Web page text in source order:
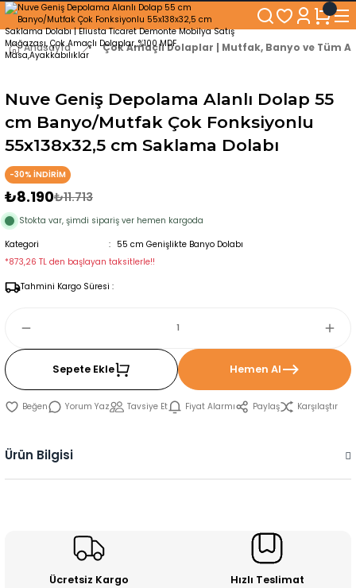
250₺ ve Üzeri Alışverişlerinizde KARGO BEDAVA!
5'er cm Aralıklarla 35 cm'den 100 cm'e kadar Genişliğe Sahip Dolaplar
% 100 Mdf Tekerlekli Masa ile Uzun Ömürlü ve Kolay Kullanım Konforu
Kaliteli hizmet, güvenli alışveriş ve satış sonrası destek
Anasayfa Çok Amaçlı Dolaplar | Mutfak, Banyo ve Tüm
Nuve Geniş Depolama Alanlı Dolap 55
cm Banyo/Mutfak Çok Fonksiyonlu
55x138x32,5 cm Saklama Dolabı
-30% İNDİRİM
₺8.190₺11.713
Stokta var, şimdi sipariş ver hemen kargoda
Kategori
55 cm Genişlikte Banyo Dolabı
*873,26 TL den başlayan taksitlerle!!
Tahmini Kargo Süresi :
Sepete Ekle Hemen Al
Yorum Yaz Tavsiye Et Fiyat Alarmı Paylaş Karşılaştır
Ürün Bilgisi
Ücretsiz Kargo Hızlı Teslimat